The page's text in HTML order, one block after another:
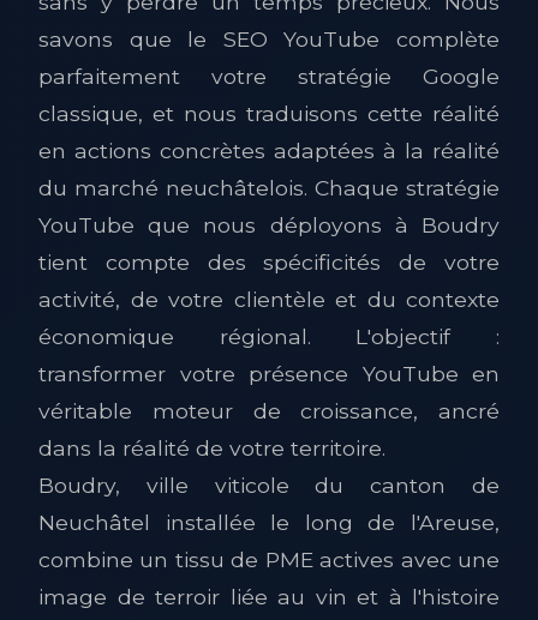
savons que le SEO YouTube complète
parfaitement votre stratégie Google
classique, et nous traduisons cette réalité
en actions concrètes adaptées à la réalité
du marché neuchâtelois. Chaque stratégie
YouTube que nous déployons à Boudry
tient compte des spécificités de votre
activité, de votre clientèle et du contexte
économique régional. L'objectif :
transformer votre présence YouTube en
véritable moteur de croissance, ancré
dans la réalité de votre territoire.
Boudry, ville viticole du canton de
Neuchâtel installée le long de l'Areuse,
combine un tissu de PME actives avec une
image de terroir liée au vin et à l'histoire